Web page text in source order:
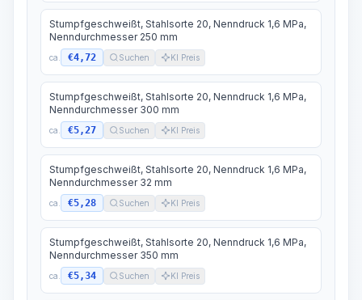
Stumpfgeschweißt, Stahlsorte 20, Nenndruck 1,6 MPa,
Nenndurchmesser 250 mm
ca. €4,72 Suchen KI Preis
Stumpfgeschweißt, Stahlsorte 20, Nenndruck 1,6 MPa,
Nenndurchmesser 300 mm
ca. €5,27 Suchen KI Preis
Stumpfgeschweißt, Stahlsorte 20, Nenndruck 1,6 MPa,
Nenndurchmesser 32 mm
ca. €5,28 Suchen KI Preis
Stumpfgeschweißt, Stahlsorte 20, Nenndruck 1,6 MPa,
Nenndurchmesser 350 mm
ca. €5,34 Suchen KI Preis